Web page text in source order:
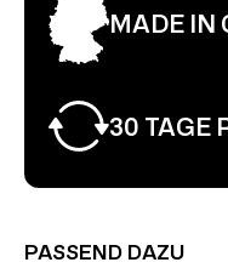
MADE IN
30 TAGE
PASSEND DAZU